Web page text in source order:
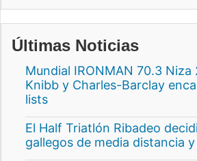
Últimas Noticias
Mundial IRONMAN 70.3 Niza
Knibb y Charles-Barclay
lists
El Half Triatlón Ribadeo
gallegos de media distancia